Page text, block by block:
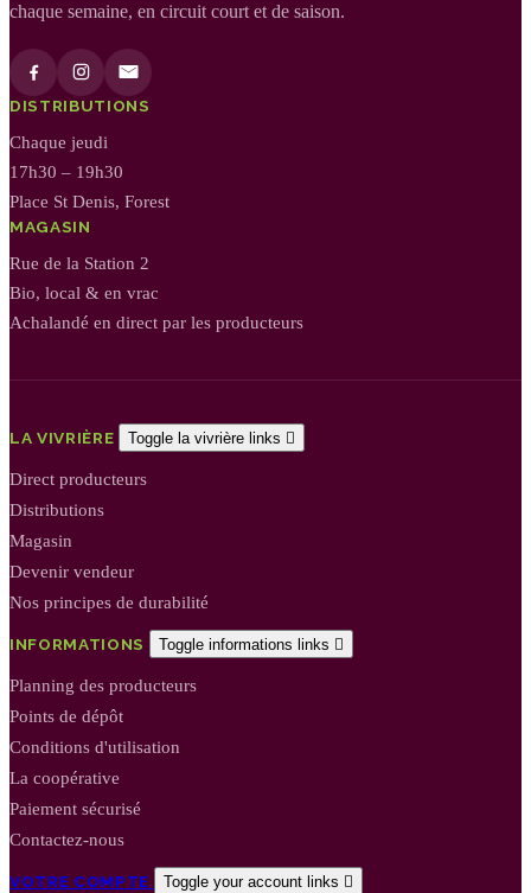
chaque semaine, en circuit court et de saison.
DISTRIBUTIONS
Chaque jeudi
17h30 – 19h30
Place St Denis, Forest
MAGASIN
Rue de la Station 2
Bio, local & en vrac
Achalandé en direct par les producteurs
LA VIVRIÈRE Toggle la vivrière links 
Direct producteurs
Distributions
Magasin
Devenir vendeur
Nos principes de durabilité
INFORMATIONS Toggle informations links 
Planning des producteurs
Points de dépôt
Conditions d'utilisation
La coopérative
Paiement sécurisé
Contactez-nous
VOTRE COMPTE Toggle your account links 